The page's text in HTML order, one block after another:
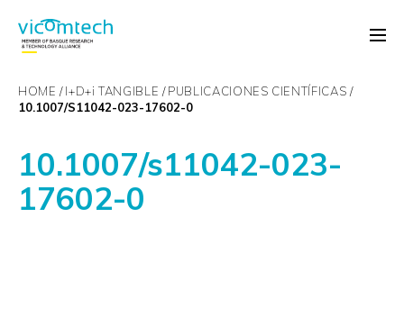
HOME I+D+i TANGIBLE PUBLICACIONES CIENTÍFICAS
10.1007/S11042-023-17602-0
10.1007/s11042-023-
17602-0